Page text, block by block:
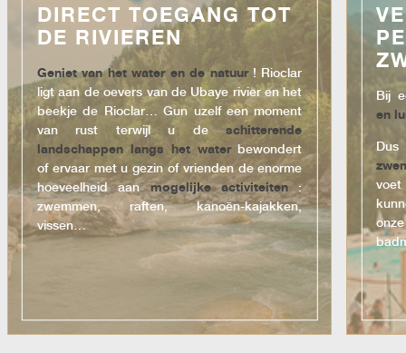
Bij
en
DIRECT TOEGANG TOT
DE RIVIEREN
Geniet van het water en de natuur! Rioclar
ligt aan de oevers van de Ubaye rivier en het
beekje de Rioclar… Gun uzelf een moment
van rust terwijl u deschitterende
landschappen langs het waterbewondert
of ervaar met u gezin of vrienden de enorme
hoeveelheid aanmogelijke activiteiten :
zwemmen, raften, kanoën-kajakken,
vissen…